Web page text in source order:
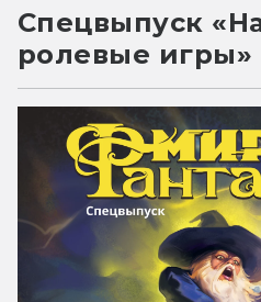
Спецвыпуск
ролевые игры»